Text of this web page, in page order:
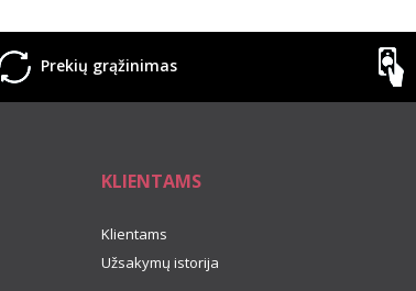
Prekių grąžinimas
KLIENTAMS
Klientams
Užsakymų istorija